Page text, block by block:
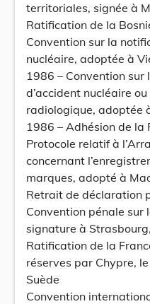
territoriales, signée à
Ratification de la
Convention sur la
nucléaire, adoptée à
1986 – Convention sur
d’accident nucléaire
radiologique, adoptée
1986 – Adhésion de la
Protocole relatif à
concernant
marques, adopté à
Retrait de déclaration
Convention pénale
signature à
Ratification de la
réserves par Chypre,
Suède
Convention